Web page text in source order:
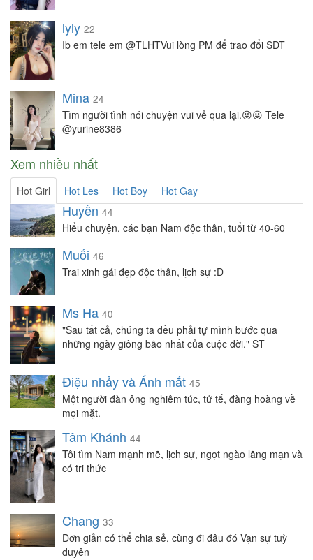
lyly 22
Ib em tele em @TLHTVui lòng PM để trao đổi SDT
Mina 24
Tìm người tình nói chuyện vui vẻ qua lại.😜😜 Tele
@yurine8386
Xem nhiều nhất
Hot Girl Hot Les Hot Boy Hot Gay
Huyền 44
Hiểu chuyện, các bạn Nam độc thân, tuổi từ 40-60
Muối 46
Trai xinh gái đẹp độc thân, lịch sự :D
Ms Ha 40
"Sau tất cả, chúng ta đều phải tự mình bước qua
những ngày giông bão nhất của cuộc đời." ST
Điệu nhảy và Ánh mắt 45
Một người đàn ông nghiêm túc, tử tế, đàng hoàng về
mọi mặt.
Tâm Khánh 44
Tôi tìm Nam mạnh mẽ, lịch sự, ngọt ngào lãng mạn và
có tri thức
Chang 33
Đơn giản có thể chia sẻ, cùng đi đâu đó Vạn sự tuỳ
duyên